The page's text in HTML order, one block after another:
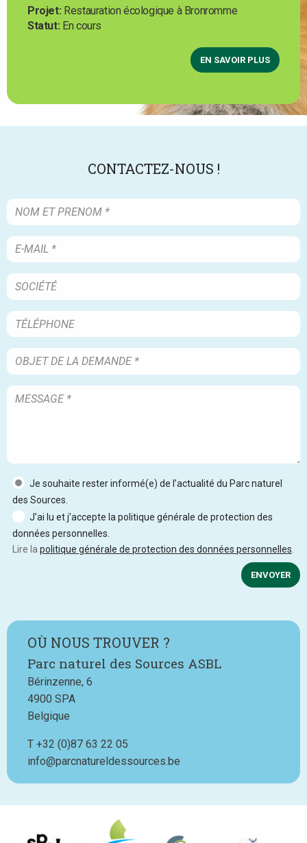
Projet Restauration écologique à Bronromme
Statut En cours
EN SAVOIR PLUS
CONTACTEZ-NOUS !
Je souhaite rester informé(e) de l’actualité du Parc naturel
des Sources.
J’ai lu et j’accepte la politique générale de protection des
données personnelles.
Lire la politique générale de protection des données personnelles
ENVOYER
OÙ NOUS TROUVER ?
Parc naturel des Sources ASBL
Bérinzenne, 6
4900 SPA
Belgique
T Téléphone
+32 (0)87 63 22 05
info@parcnatureldessources.be